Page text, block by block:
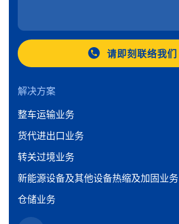
请即刻联络我们
解决方案
整车运输业务
货代进出口业务
转关过境业务
新能源设备及其他设备热缩及加固业务
仓储业务